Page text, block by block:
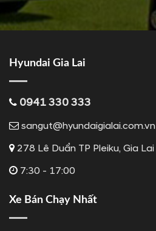
Hyundai Gia Lai
0941 330 333
sangut@hyundaigialai.com.vn
278 Lê Duẩn TP Pleiku, Gia Lai
7:30 - 17:00
Xe Bán Chạy Nhất